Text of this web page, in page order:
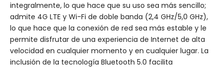
integralmente, lo que hace que su uso sea más sencillo;
admite 4G LTE y Wi-Fi de doble banda (2,4 GHz/5,0 GHz),
lo que hace que la conexión de red sea más estable y le
permite disfrutar de una experiencia de Internet de alta
velocidad en cualquier momento y en cualquier lugar. La
inclusión de la tecnología Bluetooth 5.0 facilita